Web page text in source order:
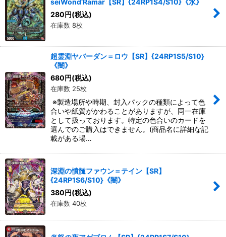
seiWond’Ramar【SR】{24RP1S4/S10}《水》
280円(税込)
在庫数 8枚
超霊淵ヤバーダン＝ロウ【SR】{24RP1S5/S10}
《闇》
680 円(税込)
在庫数 25枚
※製造場所や時期、封入パックの種類によって色
合いや紙質がかわることがありますが、同一在庫
として扱っております。特定の色合いのカードを
選んでのご購入はできません。(商品名に詳細な記
載がある場…
深淵の憤髄ファウン＝テイン【SR】
{24RP1S6/S10}《闇》
380円(税込)
在庫数 40枚